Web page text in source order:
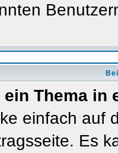
Thema in
einfach auf
Es